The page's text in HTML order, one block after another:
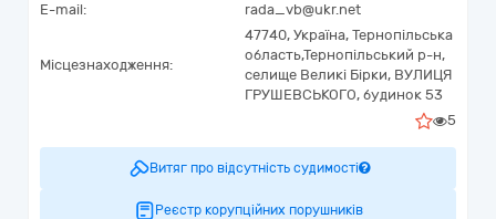
E-mail:
rada_vb@ukr.net
Місцезнаходження:
47740, Україна, Тернопільська
область,Тернопільський р-н,
селище Великі Бірки, ВУЛИЦЯ
ГРУШЕВСЬКОГО, будинок 53
5
Витяг про відсутність судимості
Реєстр корупційних порушників